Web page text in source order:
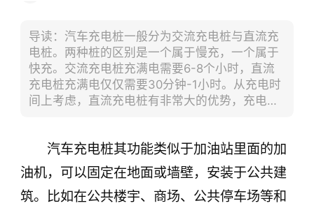
导读：汽车充电桩一般分为交流充电桩与直流充
电桩。两种桩的区别是一个属于慢充，一个属于
快充。交流充电桩充满电需要6-8个小时，直流
充电桩充满电仅仅需要30分钟-1小时。从充电时
间上考虑，直流充电桩有非常大的优势，充电时
汽车充电桩其功能类似于加油站里面的加
油机，可以固定在地面或墙壁，安装于公共建
筑。比如在公共楼宇、商场、公共停车场等和